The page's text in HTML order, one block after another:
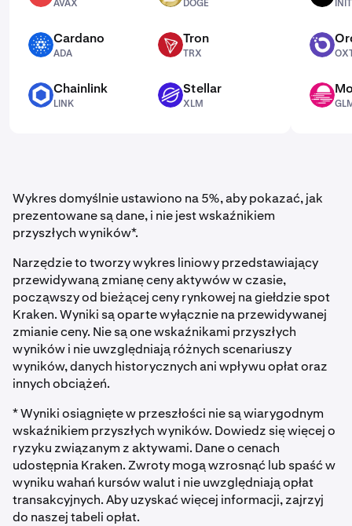
AVAX DOGE
ADA Cardano
ADA
TRX Tron
TRX
Chainlink
LINK
XLM Stellar
XLM
INIT
OXT
GLMR
Wykres domyślnie ustawiono na 5%, aby pokazać, jak
prezentowane są dane, i nie jest wskaźnikiem
przyszłych wyników*.
Narzędzie to tworzy wykres liniowy przedstawiający
przewidywaną zmianę ceny aktywów w czasie,
począwszy od bieżącej ceny rynkowej na giełdzie spot
Kraken. Wyniki są oparte wyłącznie na przewidywanej
zmianie ceny. Nie są one wskaźnikami przyszłych
wyników i nie uwzględniają różnych scenariuszy
wyników, danych historycznych ani wpływu opłat oraz
innych obciążeń.
* Wyniki osiągnięte w przeszłości nie są wiarygodnym
wskaźnikiem przyszłych wyników. Dowiedz się więcej o
ryzyku związanym z aktywami. Dane o cenach
udostępnia Kraken. Zwroty mogą wzrosnąć lub spaść w
wyniku wahań kursów walut i nie uwzględniają opłat
transakcyjnych. Aby uzyskać więcej informacji, zajrzyj
do naszej tabeli opłat.